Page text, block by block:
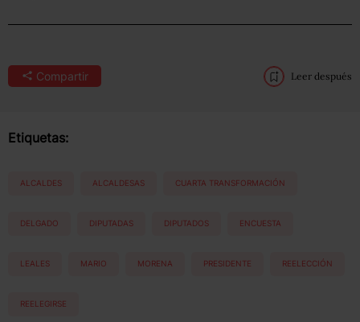
Compartir Leer después
Etiquetas:
ALCALDES ALCALDESAS CUARTA TRANSFORMACIÓN
DELGADO DIPUTADAS DIPUTADOS ENCUESTA
LEALES MARIO MORENA PRESIDENTE REELECCIÓN
REELEGIRSE